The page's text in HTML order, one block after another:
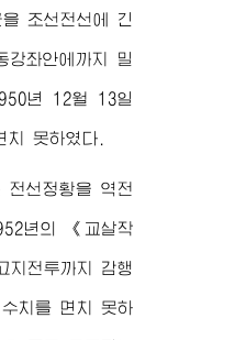
조선전선에 긴
좌안에까지 밀
년 12월 13일
못하였다.
선정황을 역전
년의 《교살작
지전투까지 감행
치를 면치 못하